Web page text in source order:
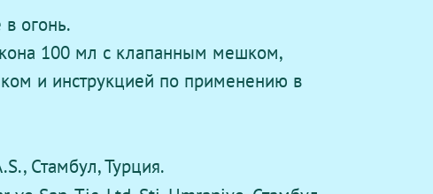
огонь.
100 мл с клапанным мешком,
и инструкцией по применению в
Стамбул, Турция.